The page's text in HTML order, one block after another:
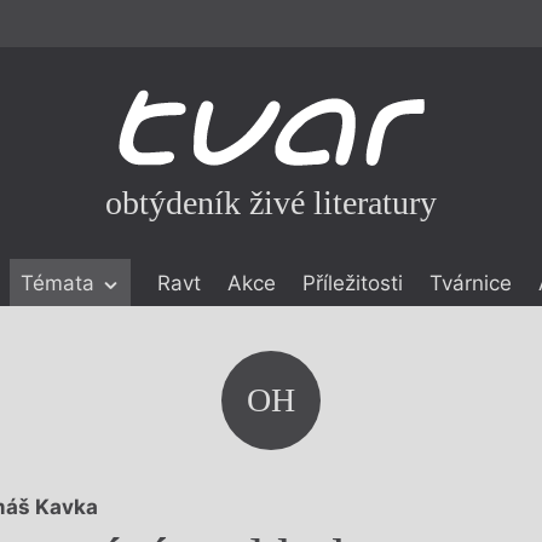
obtýdeník živé literatury
Témata Ravt Akce Příležitosti Tvárnice
OH
Kavka